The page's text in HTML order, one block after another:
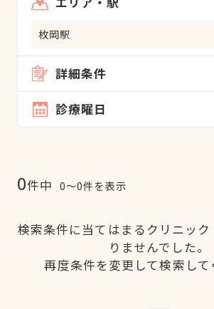
枚岡駅
詳細条件
診療曜日
0件中 0〜0件を表示
検索条件に当てはまるクリニッ
りませんでした。
再度条件を変更して検索して